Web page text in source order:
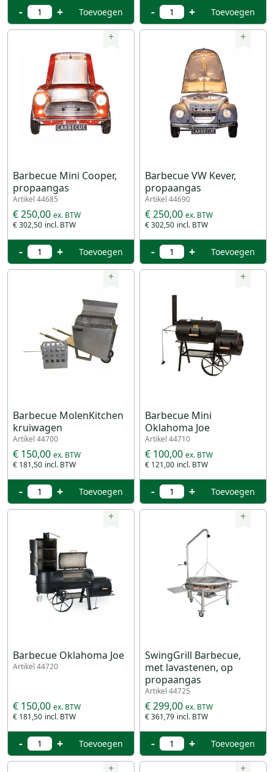
- + Toevoegen - + Toevoegen
+
Barbecue Mini Cooper,
propaangas
Artikel 44685
€ 302,50
€ 250,00
- + Toevoegen
+
Barbecue VW Kever,
propaangas
Artikel 44690
€ 302,50
€ 250,00
- + Toevoegen
+
Barbecue MolenKitchen
kruiwagen
Artikel 44700
€ 181,50
€ 150,00
- + Toevoegen
+
Barbecue Mini
Oklahoma Joe
Artikel 44710
€ 121,00
€ 100,00
- + Toevoegen
+
Barbecue Oklahoma Joe
Artikel 44720
€ 181,50
€ 150,00
- + Toevoegen
+
SwingGrill Barbecue,
met lavastenen, op
propaangas
Artikel 44725
€ 361,79
€ 299,00
- + Toevoegen
+ +